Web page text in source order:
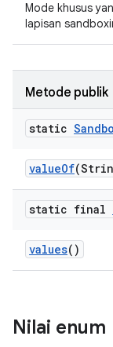
Mode khusus
lapisan
Metode publik
static
valueOf
static final
values()
Nilai enum